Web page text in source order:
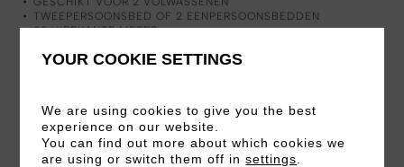
TWEEPERSOONSBED OF 2 EENPERSOONSBEDDEN
20 VIERKANTE METER
weekendje weg of een zakenreis.
YOUR COOKIE SETTINGS
We are using cookies to give you the best
experience on our website.
You can find out more about which cookies we
are using or switch them off insettings